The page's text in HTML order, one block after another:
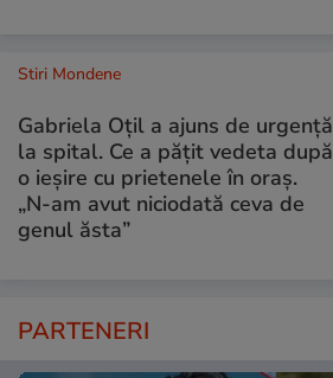
Stiri Mondene
Gabriela Oțil a ajuns de urgență
la spital. Ce a pățit vedeta după
o ieșire cu prietenele în oraș.
„N-am avut niciodată ceva de
genul ăsta”
PARTENERI